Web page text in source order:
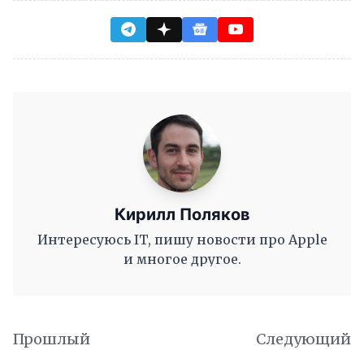
Кирилл Поляков
Интересуюсь IT, пишу новости про Apple
и многое другое.
Прошлый
Следующий